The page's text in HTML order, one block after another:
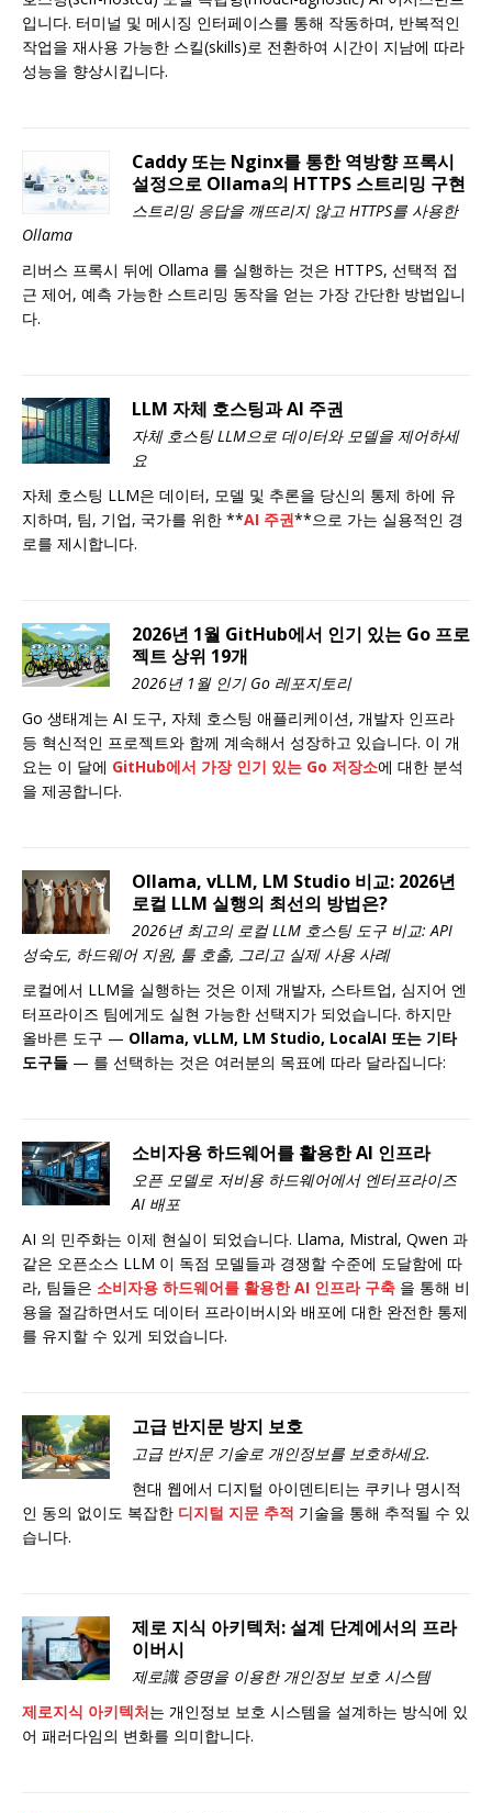
입니다. 터미널 및 메시징 인터페이스를 통해 작동하며, 반복적인
작업을 재사용 가능한 스킬(skills)로 전환하여 시간이 지남에 따라
성능을 향상시킵니다.
Caddy 또는 Nginx를 통한 역방향 프록시
설정으로 Ollama의 HTTPS 스트리밍 구현
스트리밍 응답을 깨뜨리지 않고 HTTPS를 사용한
Ollama
리버스 프록시 뒤에 Ollama 를 실행하는 것은 HTTPS, 선택적 접
근 제어, 예측 가능한 스트리밍 동작을 얻는 가장 간단한 방법입니
다.
LLM 자체 호스팅과 AI 주권
자체 호스팅 LLM으로 데이터와 모델을 제어하세
요
자체 호스팅 LLM은 데이터, 모델 및 추론을 당신의 통제 하에 유
지하며, 팀, 기업, 국가를 위한 **AI 주권**으로 가는 실용적인 경
로를 제시합니다.
2026년 1월 GitHub에서 인기 있는 Go 프로
젝트 상위 19개
2026년 1월 인기 Go 레포지토리
Go 생태계는 AI 도구, 자체 호스팅 애플리케이션, 개발자 인프라
등 혁신적인 프로젝트와 함께 계속해서 성장하고 있습니다. 이 개
요는 이 달에 GitHub에서 가장 인기 있는 Go 저장소에 대한 분석
을 제공합니다.
Ollama, vLLM, LM Studio 비교: 2026년
로컬 LLM 실행의 최선의 방법은?
2026년 최고의 로컬 LLM 호스팅 도구 비교: API
성숙도, 하드웨어 지원, 툴 호출, 그리고 실제 사용 사례
로컬에서 LLM을 실행하는 것은 이제 개발자, 스타트업, 심지어 엔
터프라이즈 팀에게도 실현 가능한 선택지가 되었습니다. 하지만
올바른 도구 — Ollama, vLLM, LM Studio, LocalAI 또는 기타
도구들 — 를 선택하는 것은 여러분의 목표에 따라 달라집니다:
소비자용 하드웨어를 활용한 AI 인프라
오픈 모델로 저비용 하드웨어에서 엔터프라이즈
AI 배포
AI 의 민주화는 이제 현실이 되었습니다. Llama, Mistral, Qwen 과
같은 오픈소스 LLM 이 독점 모델들과 경쟁할 수준에 도달함에 따
라, 팀들은 소비자용 하드웨어를 활용한 AI 인프라 구축 을 통해 비
용을 절감하면서도 데이터 프라이버시와 배포에 대한 완전한 통제
를 유지할 수 있게 되었습니다.
고급 반지문 방지 보호
고급 반지문 기술로 개인정보를 보호하세요.
현대 웹에서 디지털 아이덴티티는 쿠키나 명시적
인 동의 없이도 복잡한 디지털 지문 추적 기술을 통해 추적될 수 있
습니다.
제로 지식 아키텍처: 설계 단계에서의 프라
이버시
제로識 증명을 이용한 개인정보 보호 시스템
제로지식 아키텍처는 개인정보 보호 시스템을 설계하는 방식에 있
어 패러다임의 변화를 의미합니다.